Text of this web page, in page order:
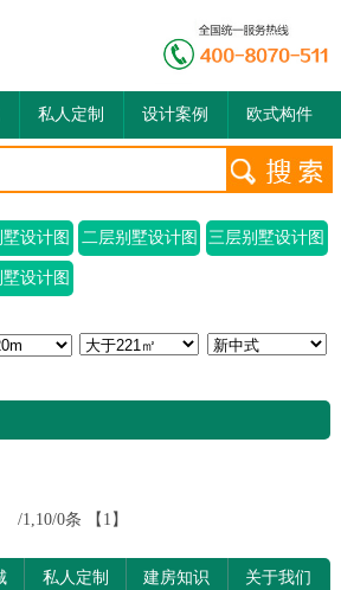
私人定制 设计案例 欧式构件
设计图 二层别墅设计图 三层别墅设计图
设计图
/1,10/0条 【1】
私人定制 建房知识 关于我们